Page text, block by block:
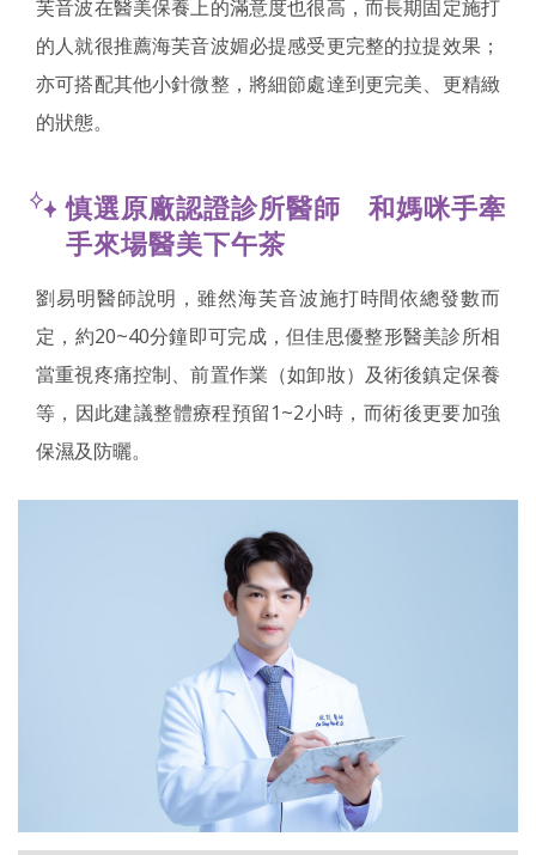
芙音波在醫美保養上的滿意度也很高，而長期固定施打
的人就很推薦海芙音波媚必提感受更完整的拉提效果；
亦可搭配其他小針微整，將細節處達到更完美、更精緻
的狀態。
慎選原廠認證診所醫師 和媽咪手牽
手來場醫美下午茶
劉易明醫師說明，雖然海芙音波施打時間依總發數而
定，約20~40分鐘即可完成，但佳思優整形醫美診所相
當重視疼痛控制、前置作業（如卸妝）及術後鎮定保養
等，因此建議整體療程預留1~2小時，而術後更要加強
保濕及防曬。